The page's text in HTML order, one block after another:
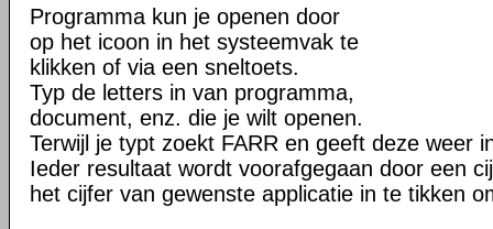
Programma kun je openen door
op het icoon in het systeemvak te
klikken of via een sneltoets.
Typ de letters in van programma,
document, enz. die je wilt openen.
Terwijl je typt zoekt FARR en geeft deze weer
Ieder resultaat wordt voorafgegaan door een
het cijfer van gewenste applicatie in te tikken